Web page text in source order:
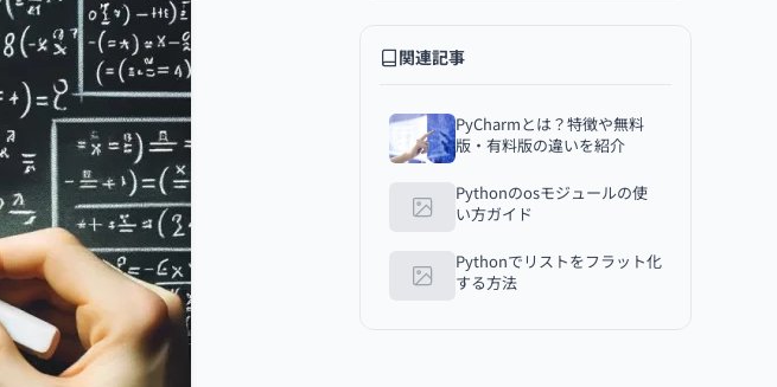
多層パーセプトロンのデメリット
まとめ
関連記事
PyCharmとは？特徴や無料
版・有料版の違いを紹介
Pythonのosモジュールの使
い方ガイド
Pythonでリストをフラット化
する方法